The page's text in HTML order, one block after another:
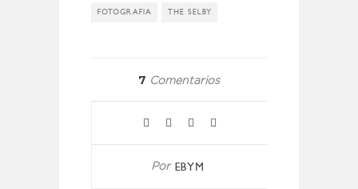
FOTOGRAFIA THE SELBY
7 Comentarios
Por EBYM